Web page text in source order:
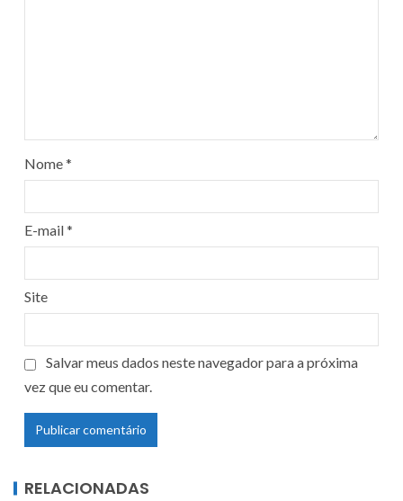
Nome*
E-mail*
Site
Salvar meus dados neste navegador para a próxima
vez que eu comentar.
RELACIONADAS